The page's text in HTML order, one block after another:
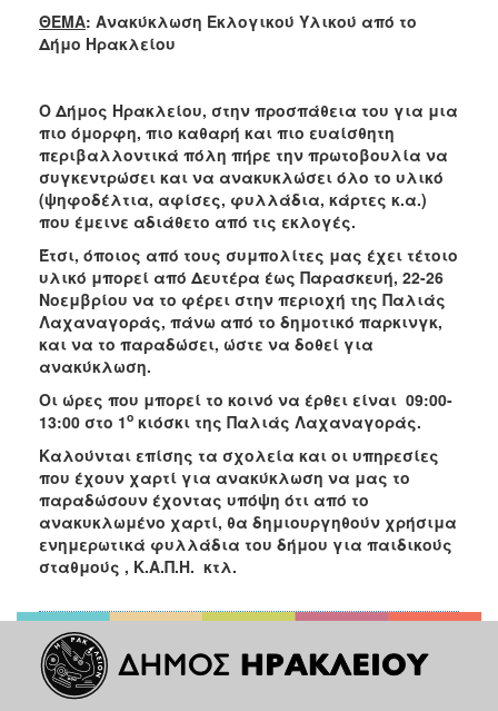
2018
2017
2015
2013
2012
2011
2010
2006
ΤΟΠΟΣ
ΠΟΛΙΤΙΣΜΟΣ
ΑΝΘΕΚΤΙΚΗ
ΠΟΛΗ
ΘΕΜΑ: Ανακύκλωση Εκλογικού Υλικού από το
Δήμο Ηρακλείου
Ο Δήμος Ηρακλείου, στην προσπάθεια του για μια
πιο όμορφη, πιο καθαρή και πιο ευαίσθητη
περιβαλλοντικά πόλη πήρε την πρωτοβουλία να
συγκεντρώσει και να ανακυκλώσει όλο το υλικό
(ψηφοδέλτια, αφίσες, φυλλάδια, κάρτες κ.α.)
που έμεινε αδιάθετο από τις εκλογές.
Έτσι, όποιος από τους συμπολίτες μας έχει τέτοιο
υλικό μπορεί από Δευτέρα έως Παρασκευή, 22-26
Νοεμβρίου να το φέρει στην περιοχή της Παλιάς
Λαχαναγοράς, πάνω από το δημοτικό παρκινγκ,
και να το παραδώσει, ώστε να δοθεί για
ανακύκλωση.
Οι ώρες που μπορεί το κοινό να έρθει είναι 09:00-
13:00 στο 1ο κιόσκι της Παλιάς Λαχαναγοράς.
Καλούνται επίσης τα σχολεία και οι υπηρεσίες
που έχουν χαρτί για ανακύκλωση να μας το
παραδώσουν έχοντας υπόψη ότι από το
ανακυκλωμένο χαρτί, θα δημιουργηθούν χρήσιμα
ενημερωτικά φυλλάδια του δήμου για παιδικούς
σταθμούς , Κ.Α.Π.Η. κτλ.